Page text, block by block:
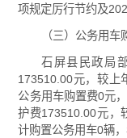
项规定厉行节约及
（三）公务用
石屏县民政局
173510.00元，较上
公务用车购置费0元
护费173510.00元，
计购置公务用车0辆